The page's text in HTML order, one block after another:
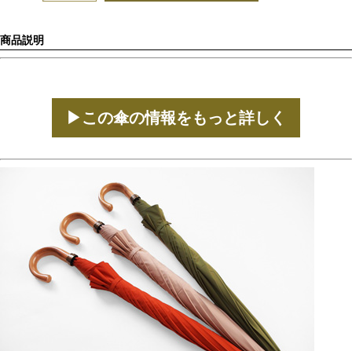
商品説明
▶この傘の情報をもっと詳しく